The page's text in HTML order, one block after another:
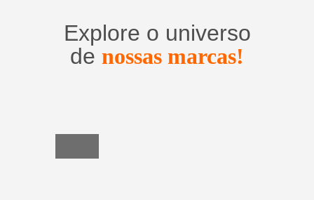
Explore o universo
de nossas marcas!